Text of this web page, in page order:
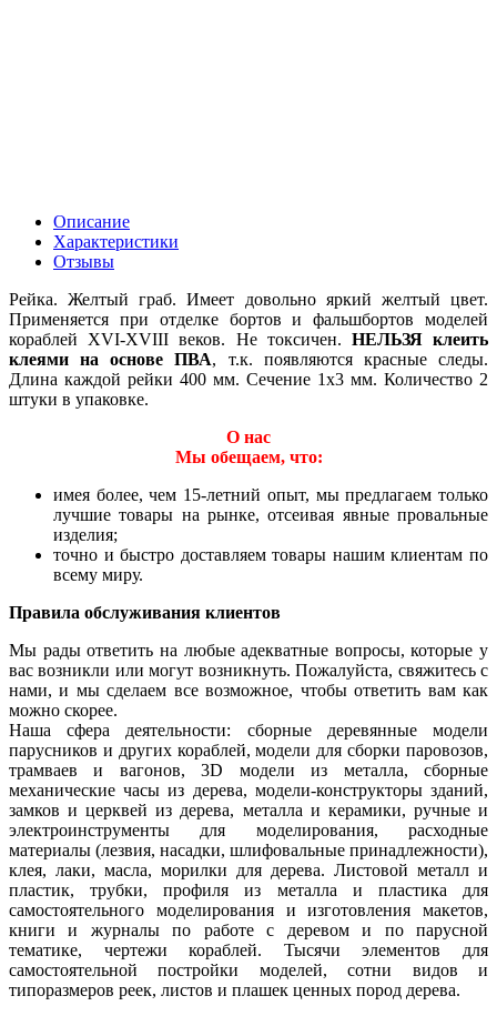
Описание
Характеристики
Отзывы
Рейка. Желтый граб. Имеет довольно яркий желтый цвет.
Применяется при отделке бортов и фальшбортов моделей
кораблей XVI-XVIII веков. Не токсичен. НЕЛЬЗЯ клеить
клеями на основе ПВА, т.к. появляются красные следы.
Длина каждой рейки 400 мм. Сечение 1х3 мм. Количество 2
штуки в упаковке.
О нас
Мы обещаем, что:
имея более, чем 15-летний опыт, мы предлагаем только
лучшие товары на рынке, отсеивая явные провальные
изделия;
точно и быстро доставляем товары нашим клиентам по
всему миру.
Правила обслуживания клиентов
Мы рады ответить на любые адекватные вопросы, которые у
вас возникли или могут возникнуть. Пожалуйста, свяжитесь с
нами, и мы сделаем все возможное, чтобы ответить вам как
можно скорее.
Наша сфера деятельности: сборные деревянные модели
парусников и других кораблей, модели для сборки паровозов,
трамваев и вагонов, 3D модели из металла, сборные
механические часы из дерева, модели-конструкторы зданий,
замков и церквей из дерева, металла и керамики, ручные и
электроинструменты для моделирования, расходные
материалы (лезвия, насадки, шлифовальные принадлежности),
клея, лаки, масла, морилки для дерева. Листовой металл и
пластик, трубки, профиля из металла и пластика для
самостоятельного моделирования и изготовления макетов,
книги и журналы по работе с деревом и по парусной
тематике, чертежи кораблей. Тысячи элементов для
самостоятельной постройки моделей, сотни видов и
типоразмеров реек, листов и плашек ценных пород дерева.